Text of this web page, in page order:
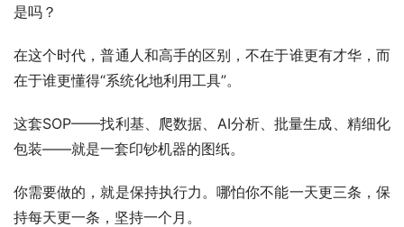
是吗？
在这个时代，普通人和高手的区别，不在于谁更有才华，而
在于谁更懂得“系统化地利用工具”。
这套SOP——找利基、爬数据、AI分析、批量生成、精细化
包装——就是一套印钞机器的图纸。
你需要做的，就是保持执行力。哪怕你不能一天更三条，保
持每天更一条，坚持一个月。